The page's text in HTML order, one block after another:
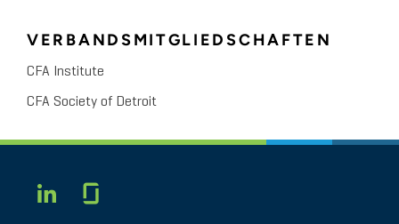
VERBANDSMITGLIEDSCHAFTEN
CFA Institute
CFA Society of Detroit
LINKEDIN